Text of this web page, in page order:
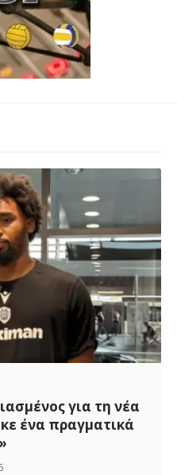
για τη νέα
ένα πραγματικά